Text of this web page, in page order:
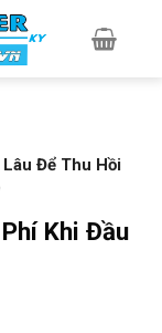
Lâu Để Thu Hồi
Khi Đầu